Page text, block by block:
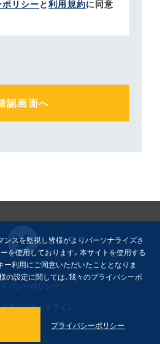
リシーと利用規約に同意
アンスホットライン
ンスを監視し皆様がよりパーソナライズさ
を使用しております。本サイトを使用する
ー利用にご同意いただいたこととなりま
の設定に関しては、我々のプライバシーポ
プライバシーポリシー